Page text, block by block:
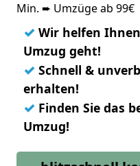
Min. ➨ Umzüge ab 99€
✓ Wir helfen
Umzug geht!
✓ Schnell &
erhalten!
✓ Finden Sie das
Umzug!